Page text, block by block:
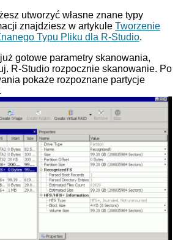
utworzyć własne znane typy
znajdziesz w artykule Tworzenie
Typu Pliku dla R-Studio.
gotowe parametry skanowania,
R-Studio rozpocznie skanowanie. Po
pokaże rozpoznane partycje